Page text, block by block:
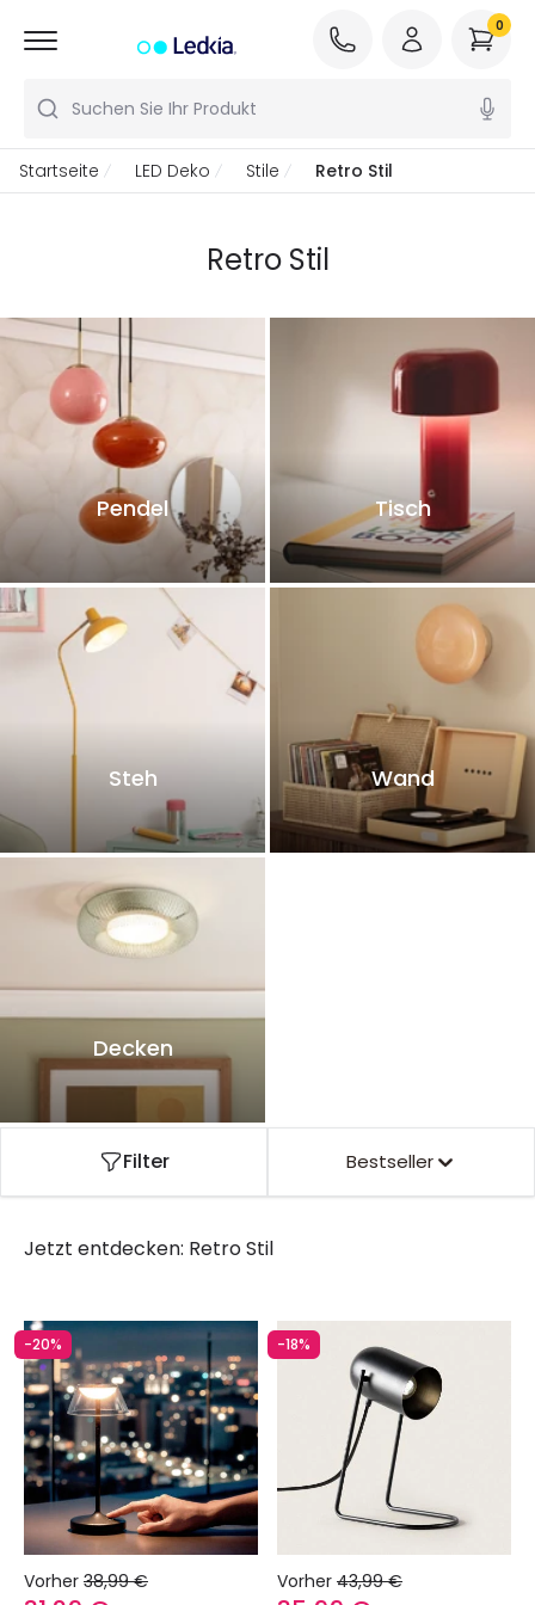
Suchen Sie Ihr Produkt
0
Startseite LED Deko Stile Retro Stil
Retro Stil
Pendel Tisch
Steh Wand
Decken
Filter Bestseller
Jetzt entdecken: Retro Stil
-20%
Vorher 38,99 €
-18%
Vorher 43,99 €